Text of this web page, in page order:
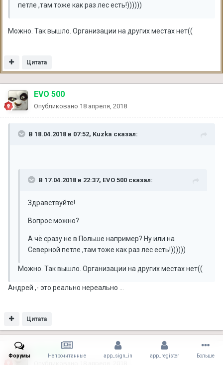
петле ,там тоже как раз лес есть!))))))
Можно. Так вышло. Организации на других местах нет((
Цитата
EVO 500
Опубликовано 18 апреля, 2018
В 18.04.2018 в 07:52, Kuzka сказал:
В 17.04.2018 в 22:37, EVO 500 сказал:
Здравствуйте!
Вопрос можно?
А чё сразу не в Польше например? Ну или на
Северной петле ,там тоже как раз лес есть!))))))
Можно. Так вышло. Организации на других местах нет((
Андрей ,- это реально нереально ...
Цитата
EVO 500
Форумы Непрочитанные app_sign_in app_register Больше